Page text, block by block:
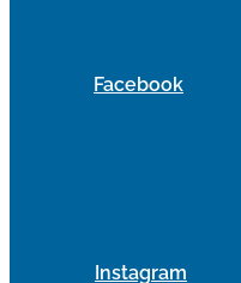
Facebook
Instagram